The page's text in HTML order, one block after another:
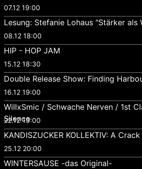
07.12 19:00
Lesung: Stefanie Lohaus "Stärker als
08.12 18:00
HIP - HOP JAM
15.12 18:30
Double Release Show: Finding
16.12 19:00
WillxSmic / Schwache Nerven / 1st
Silence
22.12 19:00
KANDISZUCKER KOLLEKTIV: A
25.12 20:00
WINTERSAUSE -das Original-